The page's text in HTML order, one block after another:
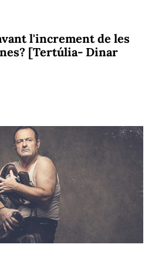
l'increment de les
[Tertúlia- Dinar